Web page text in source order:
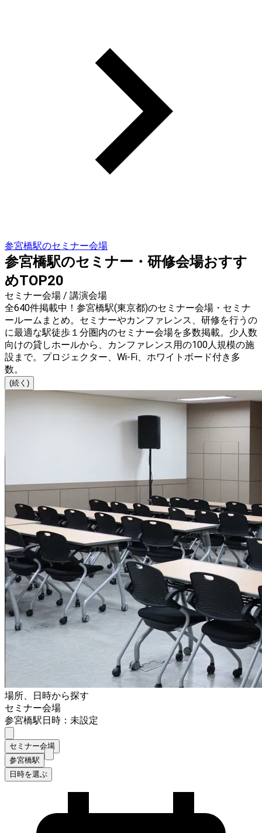
参宮橋駅のセミナー会場
参宮橋駅のセミナー・研修会場おすす
めTOP20
セミナー会場 / 講演会場
全640件掲載中！参宮橋駅(東京都)のセミナー会場・セミナ
ールームまとめ。セミナーやカンファレンス、研修を行うの
に最適な駅徒歩１分圏内のセミナー会場を多数掲載。少人数
向けの貸しホールから、カンファレンス用の100人規模の施
設まで。プロジェクター、Wi-Fi、ホワイトボード付き多
数。
(続く)
場所、日時から探す
セミナー会場
参宮橋駅日時：未設定
セミナー会場
参宮橋駅
日時を選ぶ